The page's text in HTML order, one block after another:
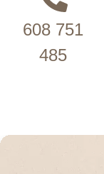
608 751
485